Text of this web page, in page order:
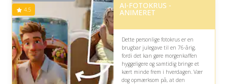
4.5 AI-FOTOKRUS -
ANIMERET
Dette personlige fotokrus er en
brugbar julegave til en 76-årig,
fordi det kan gøre morgenkaffen
hyggeligere og samtidig bringe et
kært minde frem i hverdagen. Vær
dog opmærksom på, at den